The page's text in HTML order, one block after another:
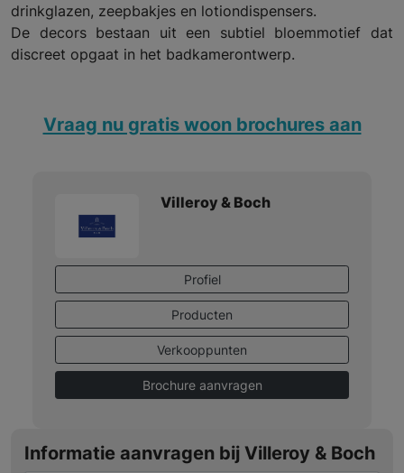
drinkglazen, zeepbakjes en lotiondispensers.
De decors bestaan uit een subtiel bloemmotief dat
discreet opgaat in het badkamerontwerp.
Vraag nu gratis woon brochures aan
Villeroy & Boch
Profiel
Producten
Verkooppunten
Brochure aanvragen
Informatie aanvragen bij Villeroy & Boch